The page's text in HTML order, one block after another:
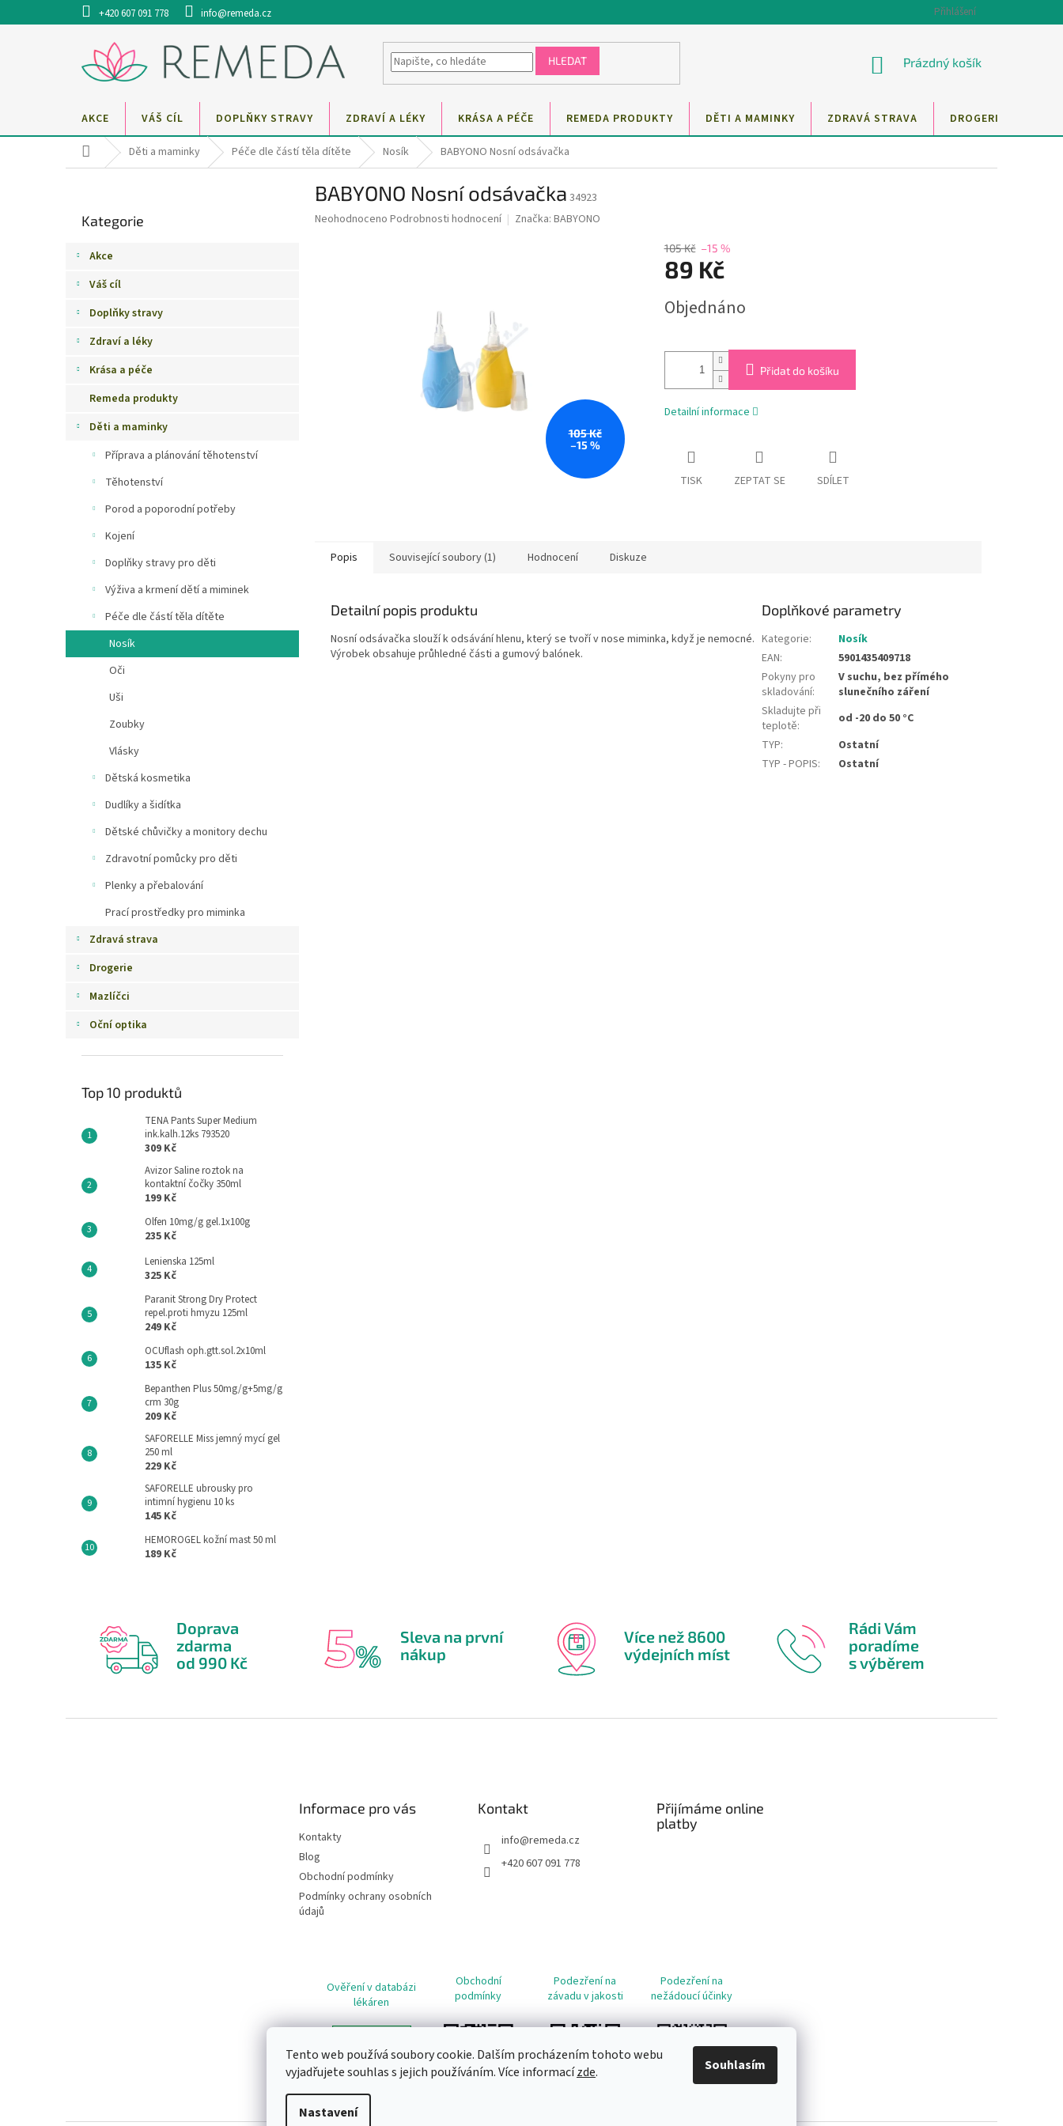
Tento web používá soubory cookie. Dalším procházením tohoto webu
vyjadřujete souhlas s jejich používáním. Více informacízde.
Nastavení
Souhlasím
na
+420 607 091 778 info@remeda.cz Přihlášení
HLEDAT
NÁKUPNÍ
Prázdný košík
AKCE VÁŠ CÍL DOPLŇKY STRAVY ZDRAVÍ A LÉKY KRÁSA A PÉČE REMEDA PRODUKTY DĚTI A MAMINKY ZDRAVÁ STRAVA DROGERIE
Domů Děti a maminky Péče dle částí těla dítěte Nosík BABYONO Nosní odsávačka
kategorie
Kategorie
Akce
Váš cíl
Doplňky stravy
Zdraví a léky
Krása a péče
Remeda produkty
Děti a maminky
Příprava a plánování těhotenství
Těhotenství
Porod a poporodní potřeby
Kojení
Doplňky stravy pro děti
Výživa a krmení dětí a miminek
Péče dle částí těla dítěte
Nosík
Oči
Uši
Zoubky
Vlásky
Dětská kosmetika
Dudlíky a šidítka
Dětské chůvičky a monitory dechu
Zdravotní pomůcky pro děti
Plenky a přebalování
Prací prostředky pro miminka
Zdravá strava
Drogerie
Mazlíčci
Oční optika
Top 10 produktů
TENA Pants Super Medium
ink.kalh.12ks 793520
309 Kč
Avizor Saline roztok na
kontaktní čočky 350ml
199 Kč
Olfen 10mg/g gel.1x100g
235 Kč
Lenienska 125ml
325 Kč
Paranit Strong Dry Protect
repel.proti hmyzu 125ml
249 Kč
OCUflash oph.gtt.sol.2x10ml
135 Kč
Bepanthen Plus 50mg/g+5mg/g
crm 30g
209 Kč
SAFORELLE Miss jemný mycí gel
250 ml
229 Kč
SAFORELLE ubrousky pro
intimní hygienu 10 ks
145 Kč
HEMOROGEL kožní mast 50 ml
189 Kč
BABYONO Nosní odsávačka 34923
Průměrné
Neohodnoceno Podrobnosti hodnocení Značka: BABYONO
105 Kč
–15 %
105 Kč –15 %
89 Kč
cena:
Objednáno
Přidat do košíku
Detailní informace
TISK ZEPTAT SE SDÍLET
Popis Související soubory (1) Hodnocení Diskuze
Detailní popis produktu
Nosní odsávačka slouží k odsávání hlenu, který se tvoří v nose miminka, když je nemocné.
Výrobek obsahuje průhledné části a gumový balónek.
Doplňkové parametry
Kategorie:
Nosík
EAN:
5901435409718
Pokyny pro
skladování:
V suchu, bez přímého
slunečního záření
Skladujte při
teplotě:
od -20 do 50 °C
TYP:
Ostatní
TYP - POPIS: Ostatní
Doprava
zdarma
od 990 Kč
Sleva na první
nákup
Více než 8600
výdejních míst
Rádi Vám
poradíme
s výběrem
Informace pro vás
Kontakty
Blog
Obchodní podmínky
Podmínky ochrany osobních
údajů
Kontakt
info@remeda.cz
+420 607 091 778
Přijímáme online
platby
Ověření v databázi
lékáren
Obchodní
podmínky
Podezření na
závadu v jakosti
Podezření na
nežádoucí účinky